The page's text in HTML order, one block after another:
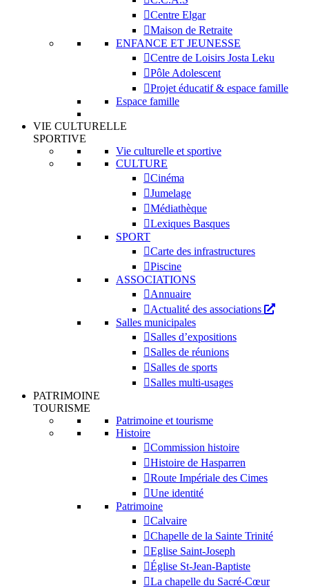
Centre Elgar
Maison de Retraite
ENFANCE ET JEUNESSE
Centre de Loisirs Josta Leku
Pôle Adolescent
Projet éducatif & espace famille
Espace famille
VIE CULTURELLE
SPORTIVE
Vie culturelle et sportive
CULTURE
Cinéma
Jumelage
Médiathèque
Lexiques Basques
SPORT
Carte des infrastructures
Piscine
ASSOCIATIONS
Annuaire
Actualité des associations
Salles municipales
Salles d’expositions
Salles de réunions
Salles de sports
Salles multi-usages
PATRIMOINE
TOURISME
Patrimoine et tourisme
Histoire
Commission histoire
Histoire de Hasparren
Route Impériale des Cimes
Une identité
Patrimoine
Calvaire
Chapelle de la Sainte Trinité
Eglise Saint-Joseph
Église St-Jean-Baptiste
La chapelle du Sacré-Cœur